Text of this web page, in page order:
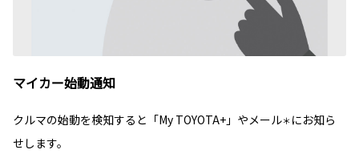
マイカー始動通知
クルマの始動を検知すると「My TOYOTA+」やメール＊にお知ら
せします。